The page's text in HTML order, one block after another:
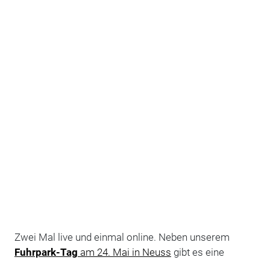
Zwei Mal live und einmal online. Neben unserem
Fuhrpark-Tag am 24. Mai in Neuss gibt es eine